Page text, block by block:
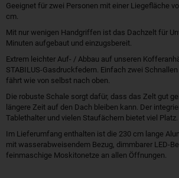
Geeignet für zwei Personen mit einer Liegefläche
cm.
Mit nur wenigen Handgriffen ist das Dachzelt für
Minuten aufgebaut und einzugsbereit.
Extrem leichter Auf- / Abbau auf unseren
STABILUS-Gasdruckfedern. Einfach zwei
fährt wie von selbst nach oben.
Die robuste Schale sorgt dafür, dass das Zelt gut
längere Zeit auf den Dach bleiben kann. Der
Tablethalter und vielen Staufächern bietet viel Platz.
Im Lieferumfang enthalten ist die 230 cm lange
mit wasserabweisendem Bezug, dimmbarer LED-
feinmaschige Moskitonetze an allen Öffnungen.